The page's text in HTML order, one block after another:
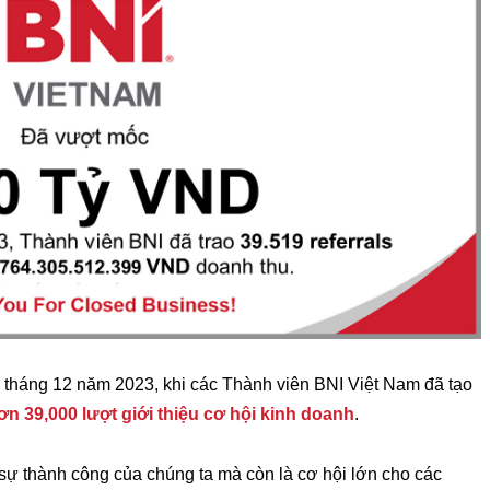
12 năm 2023, khi các Thành viên BNI Việt Nam đã tạo
39,000 lượt giới thiệu cơ hội kinh doanh.
thành công của chúng ta mà còn là cơ hội lớn cho các